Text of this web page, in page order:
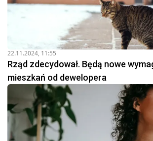
22.11.2024, 11:55
Rząd zdecydował. Będą nowe
mieszkań od dewelopera